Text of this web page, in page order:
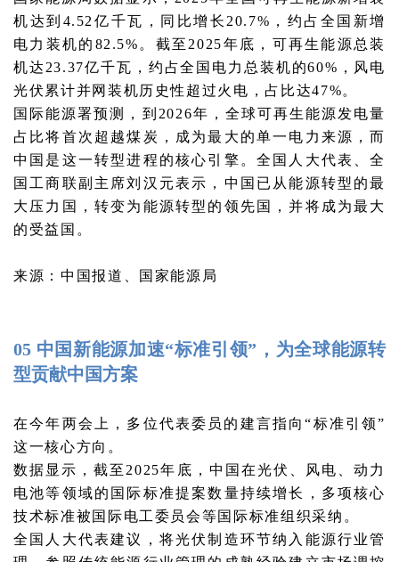
机达到4.52亿千瓦，同比增长20.7%，约占全国新增
电力装机的82.5%。截至2025年底，可再生能源总装
机达23.37亿千瓦，约占全国电力总装机的60%，风电
光伏累计并网装机历史性超过火电，占比达47%。
国际能源署预测，到2026年，全球可再生能源发电量
占比将首次超越煤炭，成为最大的单一电力来源，而
中国是这一转型进程的核心引擎。全国人大代表、全
国工商联副主席刘汉元表示，中国已从能源转型的最
大压力国，转变为能源转型的领先国，并将成为最大
的受益国。
来源：中国报道、国家能源局
05 中国新能源加速“标准引领”，为全球能源转
型贡献中国方案
在今年两会上，多位代表委员的建言指向“标准引领”
这一核心方向。
数据显示，截至2025年底，中国在光伏、风电、动力
电池等领域的国际标准提案数量持续增长，多项核心
技术标准被国际电工委员会等国际标准组织采纳。
全国人大代表建议，将光伏制造环节纳入能源行业管